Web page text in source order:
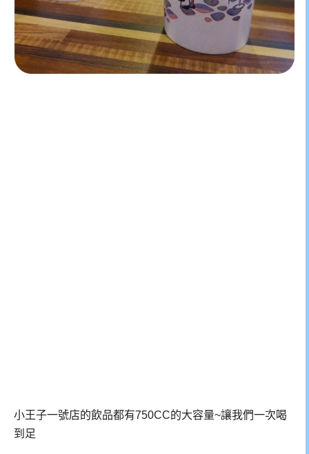
小王子一號店的飲品都有750CC的大容量~讓我們一次喝
到足